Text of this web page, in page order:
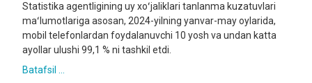
Statistika agentligining uy xoʻjaliklari tanlanma kuzatuvlari
maʻlumotlariga asosan, 2024-yilning yanvar-may oylarida,
mobil telefonlardan foydalanuvchi 10 yosh va undan katta
ayollar ulushi 99,1 % ni tashkil etdi.
Batafsil ...